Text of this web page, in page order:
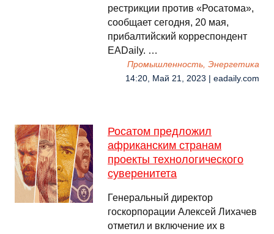
рестрикции против «Росатома»,
сообщает сегодня, 20 мая,
прибалтийский корреспондент
EADaily. …
Промышленность, Энергетика
14:20, Май 21, 2023 | eadaily.com
Росатом предложил
африканским странам
проекты технологического
суверенитета
Генеральный директор
госкорпорации Алексей Лихачев
отметил и включение их в